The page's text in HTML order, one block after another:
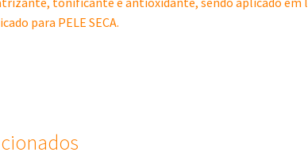
para PELE SECA.